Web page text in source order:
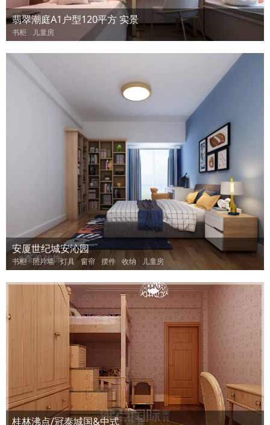
翡翠潮庭A1户型120平方 实景
书柜 儿童房
安厦世纪城安沁园
书柜 照片墙 灯具 窗帘 摆件 收纳 儿童房
桂林沸点/冠泰城国&中式